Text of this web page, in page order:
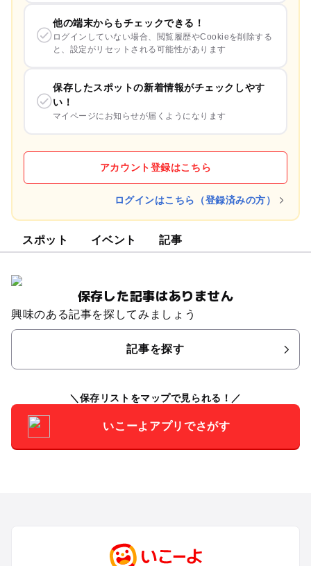
他の端末からもチェックできる！
ログインしていない場合、閲覧履歴やCookieを削除する
と、設定がリセットされる可能性があります
保存したスポットの新着情報がチェックしやす
い！
マイページにお知らせが届くようになります
アカウント登録はこちら
ログインはこちら（登録済みの方）
スポット イベント 記事
保存した記事はありません
興味のある記事を探してみましょう
記事を探す
保存リストをマップで見られる！
いこーよアプリでさがす